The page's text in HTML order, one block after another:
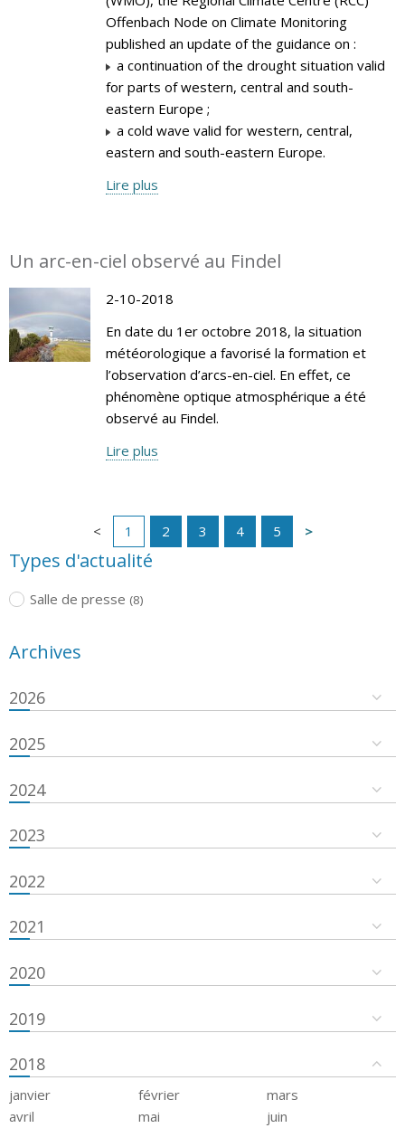
Offenbach Node on Climate Monitoring
published an update of the guidance on :
a continuation of the drought situation valid
for parts of western, central and south-
eastern Europe ;
a cold wave valid for western, central,
eastern and south-eastern Europe.
Lire plus
Un arc-en-ciel observé au Findel
2-10-2018
En date du 1er octobre 2018, la situation
météorologique a favorisé la formation et
l’observation d’arcs-en-ciel. En effet, ce
phénomène optique atmosphérique a été
observé au Findel.
Lire plus
1 2 3 4 5
Types d'actualité
Salle de presse (8)
Archives
2026
2025
2024
2023
2022
2021
2020
2019
2018
janvier février
mars
avril
mai
juin